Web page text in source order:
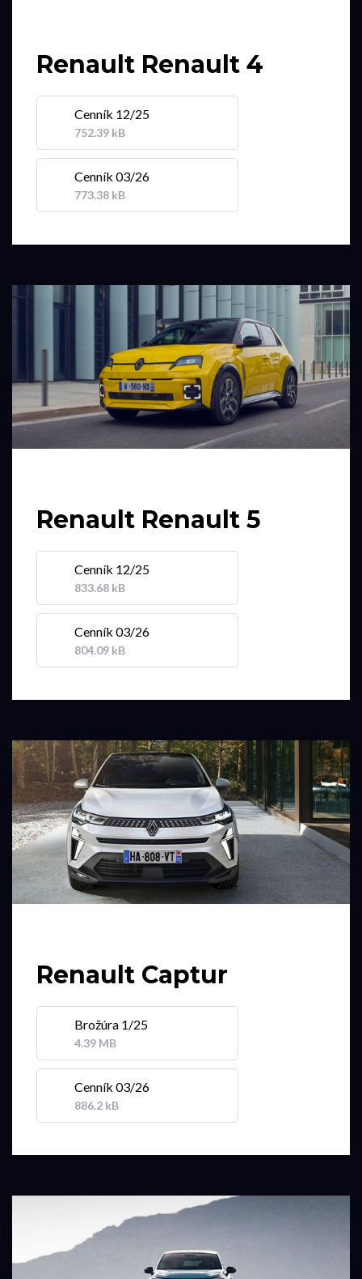
Renault Renault 4
Cenník 12/25
752.39 kB
Cenník 03/26
773.38 kB
Renault Renault 5
Cenník 12/25
833.68 kB
Cenník 03/26
804.09 kB
Renault Captur
Brožúra 1/25
4.39 MB
Cenník 03/26
886.2 kB